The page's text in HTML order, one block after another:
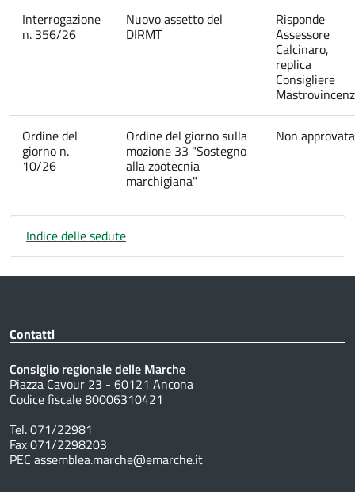
Interrogazione
n. 356/26
Nuovo assetto del
DIRMT
Risponde
Assessore
Calcinaro,
replica
Consigliere
Ordine del
giorno n.
10/26
Ordine del giorno sulla
mozione 33 "Sostegno
alla zootecnia
marchigiana"
Non approvata
Indice delle sedute
Contatti
Consiglio regionale delle Marche
Piazza Cavour 23 - 60121 Ancona
Codice fiscale 80006310421
Tel. 071/22981
Fax 071/2298203
PEC assemblea.marche@emarche.it